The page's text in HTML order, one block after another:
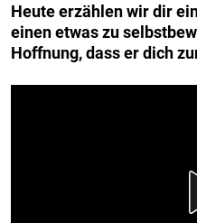
Heute erzählen wir dir
einen etwas zu
Hoffnung, dass er dich